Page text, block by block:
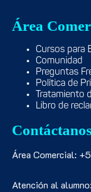
Área
Cursos para
Comunidad
Preguntas
Política de
Tratamiento
Libro de
Contáctanos
Área Comercial:
Atención al